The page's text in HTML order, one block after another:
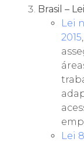
Brasil –
Lei
2015
Lei